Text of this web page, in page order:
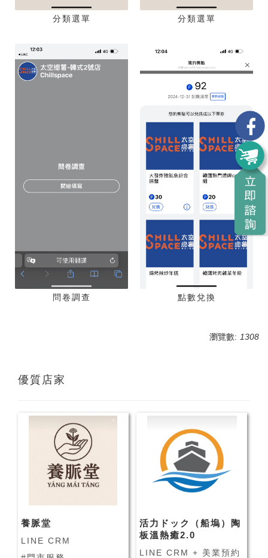
分類選單 分類選單
問卷調查 點數兌換
瀏覽數: 1308
優質店家
養脈堂
LINE CRM
活力ドック（船塢）陶
板溫熱癒2.0
LINE CRM + 美業預約